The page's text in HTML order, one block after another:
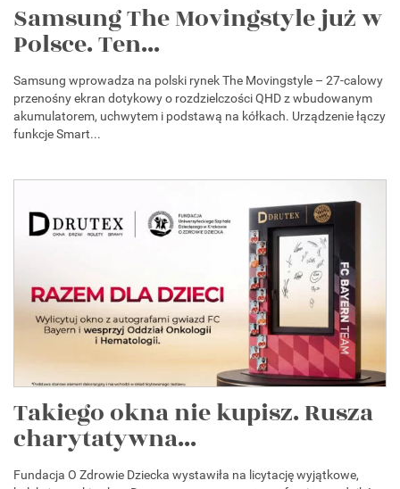
Samsung The Movingstyle już w
Polsce. Ten...
Samsung wprowadza na polski rynek The Movingstyle – 27-calowy
przenośny ekran dotykowy o rozdzielczości QHD z wbudowanym
akumulatorem, uchwytem i podstawą na kółkach. Urządzenie łączy
funkcje Smart...
Takiego okna nie kupisz. Rusza
charytatywna...
Fundacja O Zdrowie Dziecka wystawiła na licytację wyjątkowe,